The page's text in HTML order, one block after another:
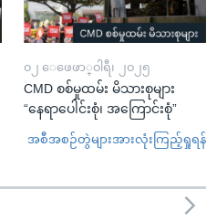
၀၂ ေဖေဖာ္၀ါရီ၊ ၂၀၂၅
CMD စစ်မှုထမ်း မိသားစုများ
“နေရာပေါင်းစုံ၊ အကြောင်းစုံ”
အစီအစဉ်တွဲများအားလုံးကြည့်ရှုရန်